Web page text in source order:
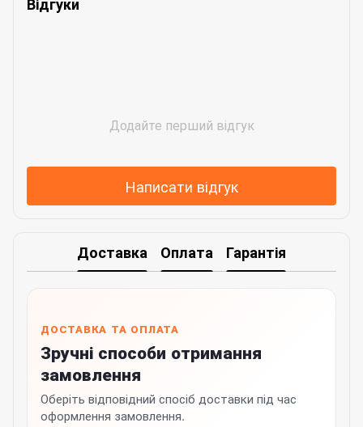
Додайте перший відгук
Написати відгук
Доставка Оплата Гарантія
ДОСТАВКА ТА ОПЛАТА
Зручні способи отримання
замовлення
Оберіть відповідний спосіб доставки під час
оформлення замовлення.